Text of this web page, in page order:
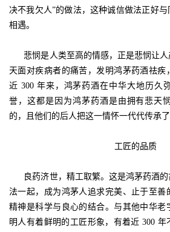
决不我欠人”的做法，这种诚信做法正好
相遇。
悲悯是人类至高的情感，正是悲悯让人
天面对疾病者的痛苦，发明鸿茅药酒祛疾
近 300 年来，鸿茅药酒在中华大地历久
誉，这都是因为鸿茅药酒是由拥有悲天
的，且他们的后人把这一情怀一代代传承了
工匠的品质
良药济世，精工取繁。这是鸿茅药酒的
法一起，成为鸿茅人追求完美、止于至善
精神是科学与良心的结合。与其他中华老
明人有着鲜明的工匠形象，有着近 300